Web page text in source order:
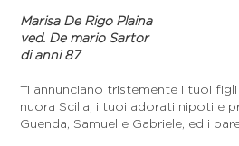
Marisa De Rigo Plaina
ved. De mario Sartor
di anni 87
Ti annunciano tristemente i tuoi figli
nuora Scilla, i tuoi adorati nipoti e
Guenda, Samuel e Gabriele, ed i